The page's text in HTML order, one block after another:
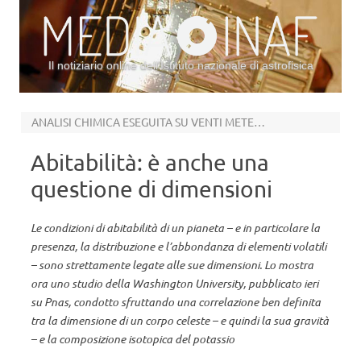
Il notiziario online dell’Istituto nazionale di astrofisica
ANALISI CHIMICA ESEGUITA SU VENTI METEORITI MARZIANI
Abitabilità: è anche una
questione di dimensioni
Le condizioni di abitabilità di un pianeta – e in particolare la
presenza, la distribuzione e l’abbondanza di elementi volatili
– sono strettamente legate alle sue dimensioni. Lo mostra
ora uno studio della Washington University, pubblicato ieri
su Pnas, condotto sfruttando una correlazione ben definita
tra la dimensione di un corpo celeste – e quindi la sua gravità
– e la composizione isotopica del potassio